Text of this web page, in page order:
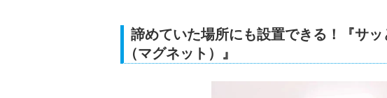
諦めていた場所にも設置できる！『サ
（マグネット）』